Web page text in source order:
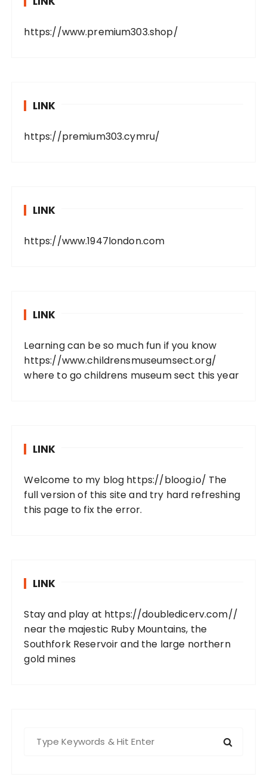
https://www.premium303.shop/
LINK
https://premium303.cymru/
LINK
https://www.1947london.com
LINK
Learning can be so much fun if you know
https://www.childrensmuseumsect.org/
where to go childrens museum sect this year
LINK
Welcome to my blog https://bloog.io/ The
full version of this site and try hard refreshing
this page to fix the error.
LINK
Stay and play at https://doubledicerv.com//
near the majestic Ruby Mountains, the
Southfork Reservoir and the large northern
gold mines